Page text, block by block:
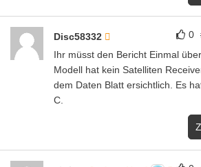
0
Disc58332
Ihr müsst den Bericht Einmal
Modell hat kein Satelliten
dem Daten Blatt ersichtlich. Es
C.